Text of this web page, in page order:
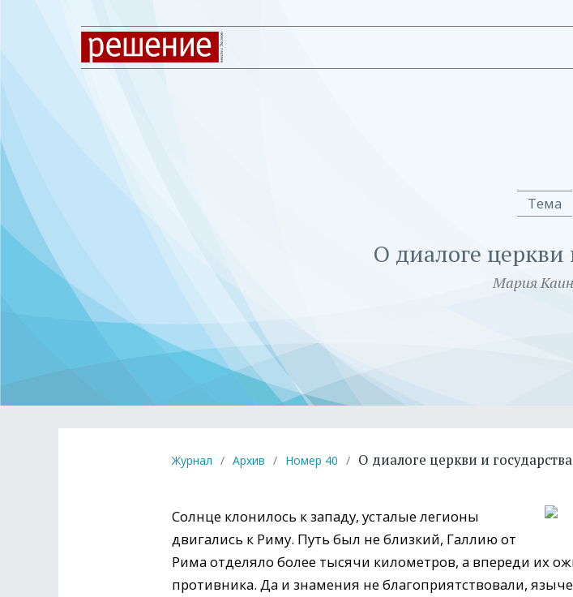
Тема
О диалоге церкви
Мария
Журнал / Архив / Номер 40 / О диалоге церкви и государства
Солнце клонилось к западу, усталые легионы
двигались к Риму. Путь был не близкий, Галлию от
Рима отделяло более тысячи километров, а впереди их
противника. Да и знамения не благоприятствовали,